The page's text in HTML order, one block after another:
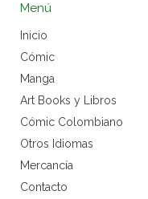
Menú
Inicio
Cómic
Manga
Art Books y Libros
Cómic Colombiano
Otros Idiomas
Mercancía
Contacto